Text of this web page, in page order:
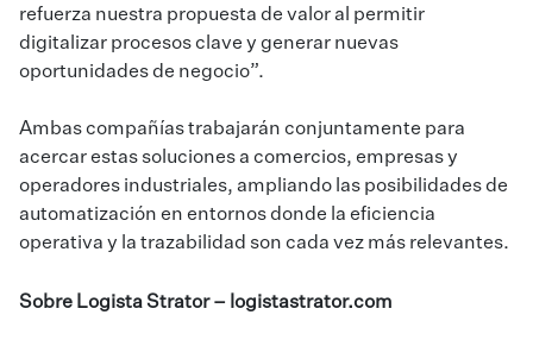
refuerza nuestra propuesta de valor al permitir
digitalizar procesos clave y generar nuevas
oportunidades de negocio”.
Ambas compañías trabajarán conjuntamente para
acercar estas soluciones a comercios, empresas y
operadores industriales, ampliando las posibilidades de
automatización en entornos donde la eficiencia
operativa y la trazabilidad son cada vez más relevantes.
Sobre Logista Strator – logistastrator.com